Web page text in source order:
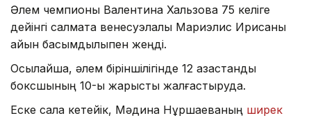
Әлем чемпионы Валентина Хальзова 75 келіге
дейінгі салмақта венесуэлалық Мариэлис Ирисаны
айқын басымдылықпен жеңді.
Осылайша, әлем біріншілігінде 12 қазақстандық
боксшының 10-ы жарысты жалғастыруда.
Еске сала кетейік, Мәдина Нұршаеваның ширек